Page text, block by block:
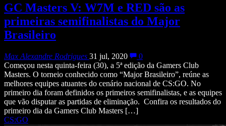
GC Masters V: W7M e RED são as
primeiras semifinalistas do Major
Brasileiro
Max Alexandre Rodrigues 31 jul, 2020
0
Começou nesta quinta-feira (30), a 5ª edição da Gamers Club
Masters. O torneio conhecido como “Major Brasileiro”, reúne as
melhores equipes atuantes do cenário nacional de CS:GO. No
primeiro dia foram definidos os primeiros semifinalistas, e as equipes
que vão disputar as partidas de eliminação. Confira os resultados do
primeiro dia da Gamers Club Masters […]
CS:GO